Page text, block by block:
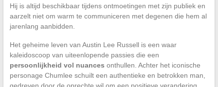
Hij is altijd beschikbaar tijdens ontmoetingen met zijn publiek en
aarzelt niet om warm te communiceren met degenen die hem al
jarenlang aanbidden.
Het geheime leven van Austin Lee Russell is een waar
kaleidoscoop van uiteenlopende passies die een
persoonlijkheid vol nuances onthullen. Achter het iconische
personage Chumlee schuilt een authentieke en betrokken man,